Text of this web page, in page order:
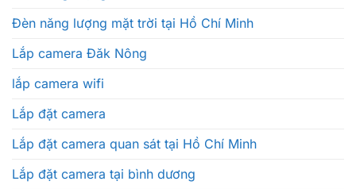
Đèn năng lượng mặt trời tại Hồ Chí Minh
Lắp camera Đăk Nông
lắp camera wifi
Lắp đặt camera
Lắp đặt camera quan sát tại Hồ Chí Minh
Lắp đặt camera tại bình dương